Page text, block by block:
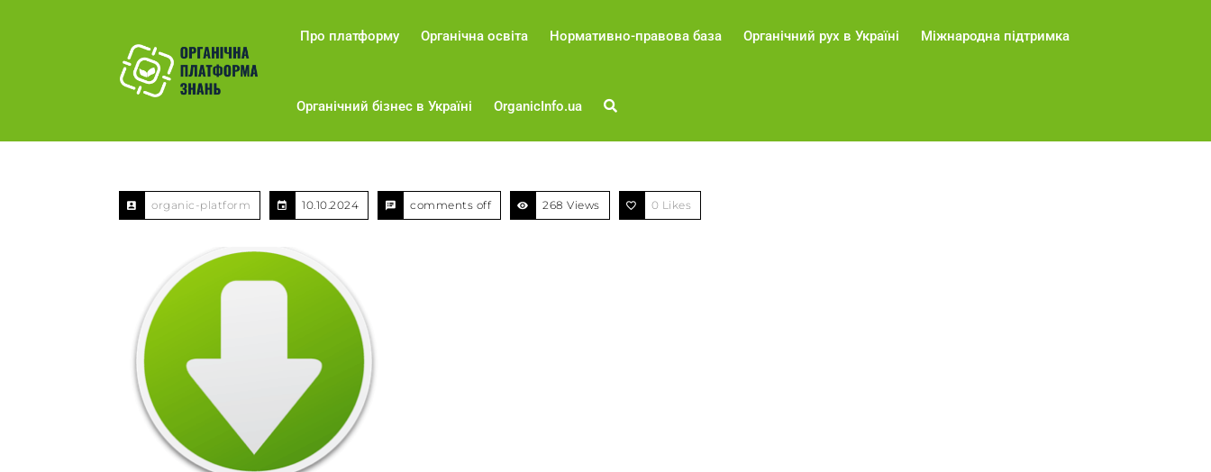
Про платформу Органічна освіта Нормативно-правова база Органічний рух в Україні Міжнародна підтримка
Органічний бізнес в Україні OrganicInfo.ua
organic-platform 10.10.2024 comments off 268 Views 0 Likes